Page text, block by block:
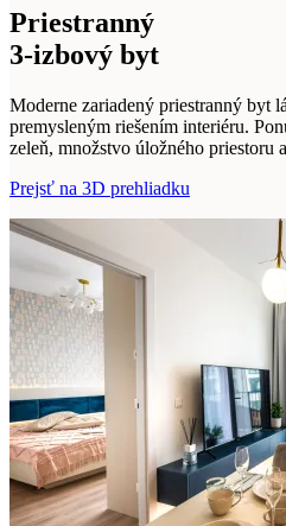
Priestranný
3-izbový byt
Moderne zariadený priestranný byt
premysleným riešením interiéru.
zeleň, množstvo úložného priestoru
Prejsť na 3D prehliadku